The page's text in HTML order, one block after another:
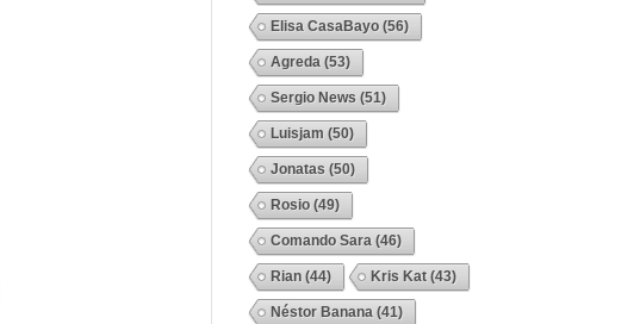
Elisa CasaBayo (56)
Agreda (53)
Sergio News (51)
Luisjam (50)
Jonatas (50)
Rosio (49)
Comando Sara (46)
Rian (44) Kris Kat (43)
Néstor Banana (41)